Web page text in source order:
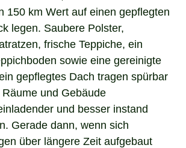
150 km Wert auf einen gepflegten
legen. Saubere Polster,
frische Teppiche, ein
sowie eine gereinigte
gepflegtes Dach tragen spürbar
und Gebäude
und besser instand
Gerade dann, wenn sich
über längere Zeit aufgebaut